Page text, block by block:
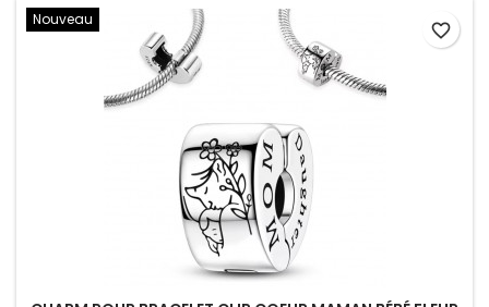
Nouveau
favorite_border